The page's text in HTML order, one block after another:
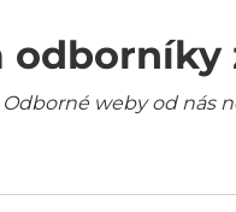
odborníky
weby od nás